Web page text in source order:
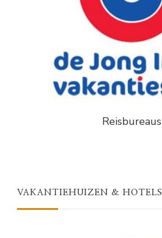
Reisbureaus
VAKANTIEHUIZEN & HOTELS